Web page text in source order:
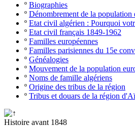
º Biographies
º Dénombrement de la population
º Etat civil algérien : Pourquoi
º Etat civil français 1849-1962
º Familles européennes
º Familles parisiennes du 15e
º Généalogies
º Mouvement de la population
º Noms de famille algériens
º Origine des tribus de la région
º Tribus et douars de la région
Histoire avant 1848